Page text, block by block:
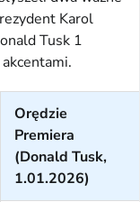
Karol
Tusk 1
Orędzie
Premiera
(Donald Tusk,
1.01.2026)